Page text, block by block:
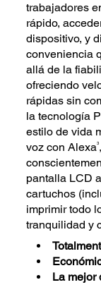
trabajadores
rápido,
dispositivo, y
conveniencia
allá de la
ofreciendo
rápidas sin
la tecnología
estilo de vida
voz con Alexa3
pantalla LCD
cartuchos
imprimir todo
tranquilidad y
La mejor